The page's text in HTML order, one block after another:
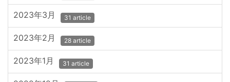
2023年3月 31 article
2023年2月 28 article
2023年1月 31 article